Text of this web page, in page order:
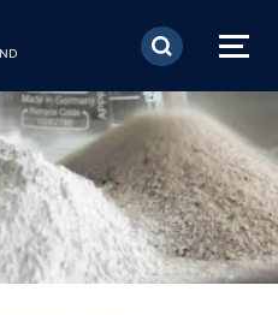
Direkt zum Inhalt